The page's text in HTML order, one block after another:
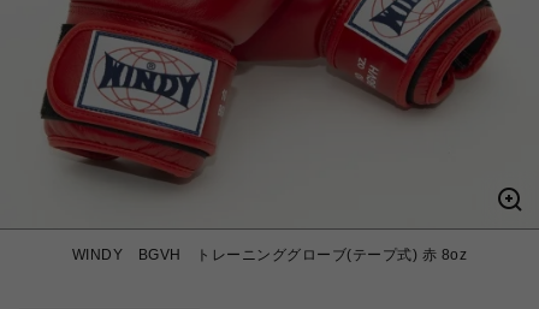
WINDY BGVH トレーニンググローブ(テープ式) 赤 8oz